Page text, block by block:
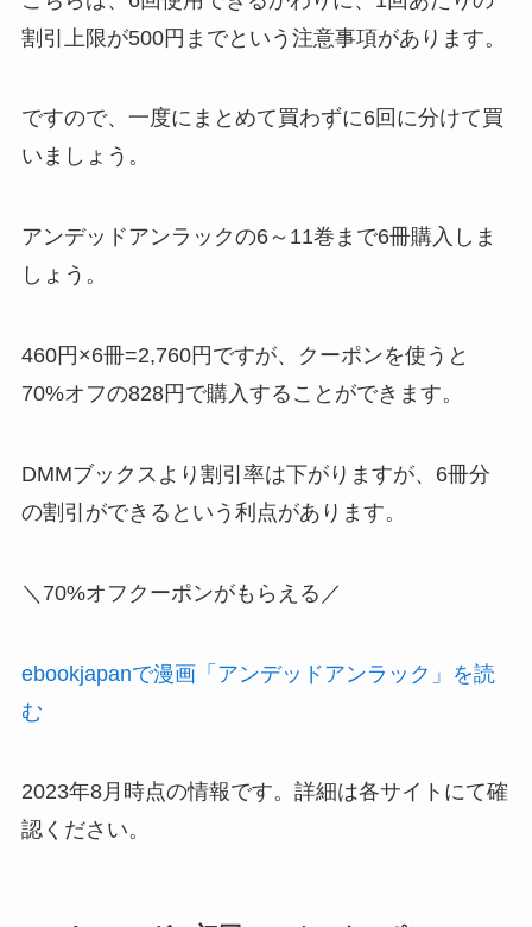
割引上限が500円までという注意事項があります。
ですので、一度にまとめて買わずに6回に分けて買
いましょう。
アンデッドアンラックの6～11巻まで6冊購入しま
しょう。
460円×6冊=2,760円ですが、クーポンを使うと
70%オフの828円で購入することができます。
DMMブックスより割引率は下がりますが、6冊分
の割引ができるという利点があります。
＼70%オフクーポンがもらえる／
ebookjapanで漫画「アンデッドアンラック」を読
む
2023年8月時点の情報です。詳細は各サイトにて確
認ください。